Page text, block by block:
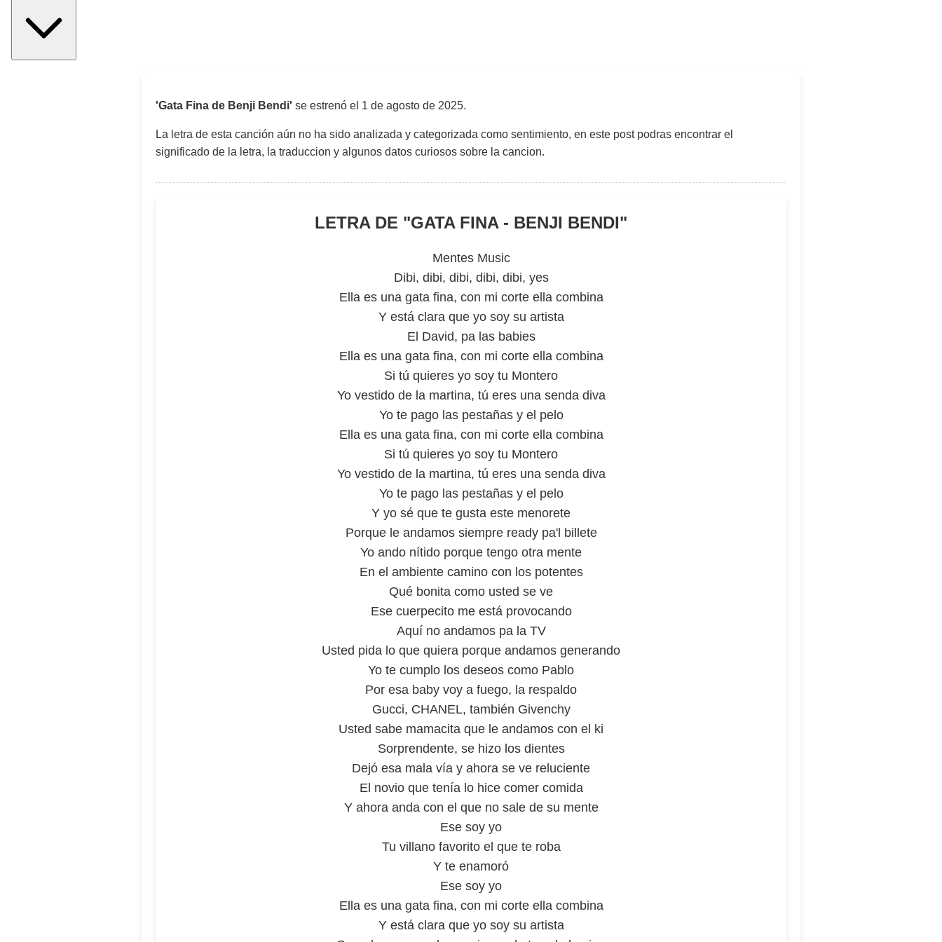
'Gata Fina de Benji Bendi' se estrenó el 1 de agosto de 2025.
La letra de esta canción aún no ha sido analizada y categorizada como sentimiento, en este post podras encontrar el
significado de la letra, la traduccion y algunos datos curiosos sobre la cancion.
LETRA DE "GATA FINA - BENJI BENDI"
Mentes Music
Dibi, dibi, dibi, dibi, dibi, yes
Ella es una gata fina, con mi corte ella combina
Y está clara que yo soy su artista
El David, pa las babies
Ella es una gata fina, con mi corte ella combina
Si tú quieres yo soy tu Montero
Yo vestido de la martina, tú eres una senda diva
Yo te pago las pestañas y el pelo
Ella es una gata fina, con mi corte ella combina
Si tú quieres yo soy tu Montero
Yo vestido de la martina, tú eres una senda diva
Yo te pago las pestañas y el pelo
Y yo sé que te gusta este menorete
Porque le andamos siempre ready pa'l billete
Yo ando nítido porque tengo otra mente
En el ambiente camino con los potentes
Qué bonita como usted se ve
Ese cuerpecito me está provocando
Aquí no andamos pa la TV
Usted pida lo que quiera porque andamos generando
Yo te cumplo los deseos como Pablo
Por esa baby voy a fuego, la respaldo
Gucci, CHANEL, también Givenchy
Usted sabe mamacita que le andamos con el ki
Sorprendente, se hizo los dientes
Dejó esa mala vía y ahora se ve reluciente
El novio que tenía lo hice comer comida
Y ahora anda con el que no sale de su mente
Ese soy yo
Tu villano favorito el que te roba
Y te enamoró
Ese soy yo
Ella es una gata fina, con mi corte ella combina
Y está clara que yo soy su artista